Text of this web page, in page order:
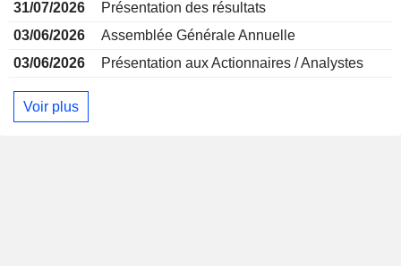
31/07/2026
Présentation des résultats
03/06/2026
Assemblée Générale Annuelle
03/06/2026
Présentation aux Actionnaires / Analystes
Voir plus